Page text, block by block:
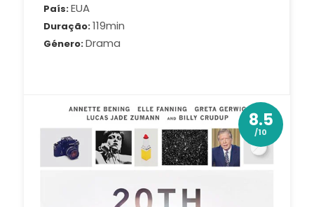
País EUA
Duração 119min
Género Drama
8.5
/10